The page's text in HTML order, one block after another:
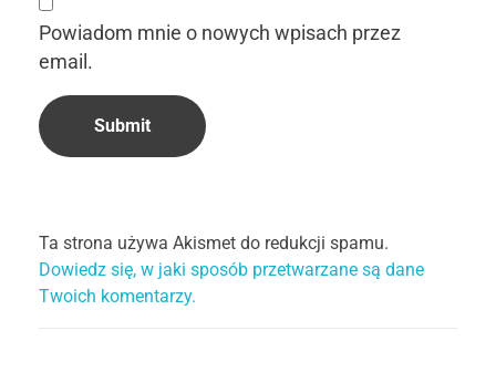
Powiadom mnie o nowych wpisach przez
email.
Ta strona używa Akismet do redukcji spamu.
Dowiedz się, w jaki sposób przetwarzane są dane
Twoich komentarzy.